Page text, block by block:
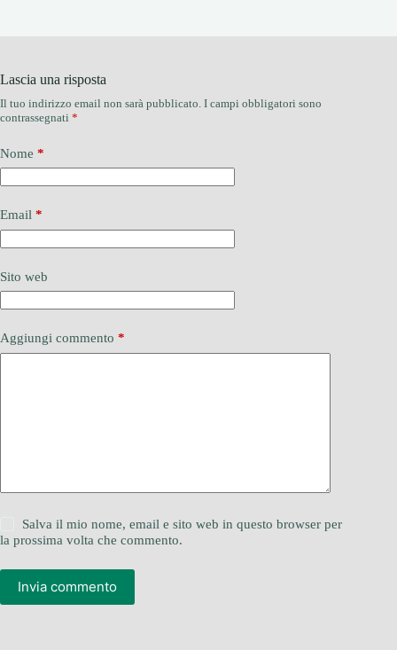
Lascia una risposta
Il tuo indirizzo email non sarà pubblicato. I campi obbligatori sono
contrassegnati *
Nome *
Email *
Sito web
Aggiungi commento *
Salva il mio nome, email e sito web in questo browser per
la prossima volta che commento.
Invia commento